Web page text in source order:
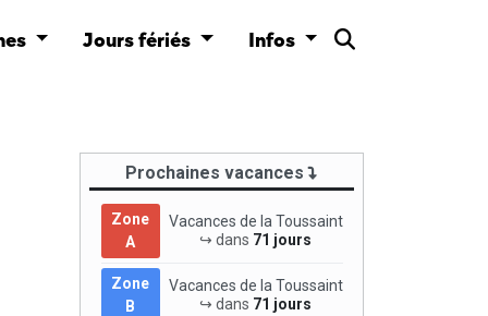
Jours fériés Infos
Prochaines vacances
Zone
A
Vacances de la Toussaint
↪ dans 71 jours
Zone
B
Vacances de la Toussaint
↪ dans 71 jours